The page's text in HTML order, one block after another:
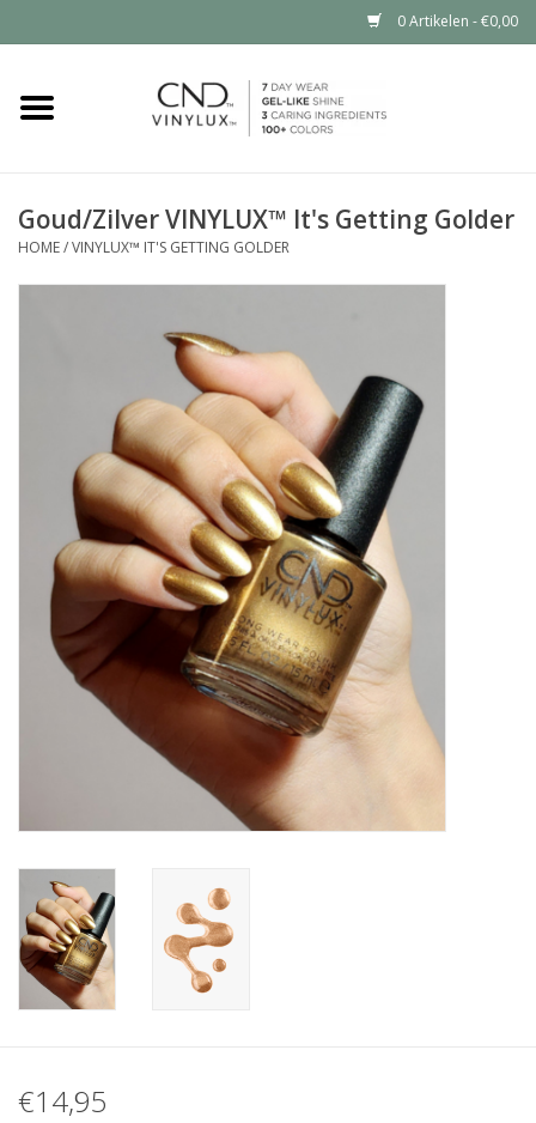
0 Artikelen - €0,00
Home
Nailart voor jou
Goud/Zilver VINYLUX™ It's Getting Golder
HOME/VINYLUX™ IT'S GETTING GOLDER
€14,95